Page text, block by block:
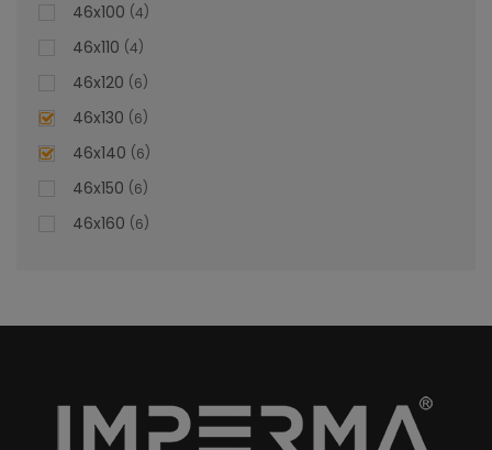
Lavoar Suspendat - Bianca
Lavoar Suspendat Bianca – Estetica și Funcționalitate
de design personalizabil ce îmbină eleganța cu utilitatea.
finisajele impecabile ale acestui produs.
46x100 4
46x110 4
46x120 6
46x130 6
46x140 6
46x150 6
46x160 6